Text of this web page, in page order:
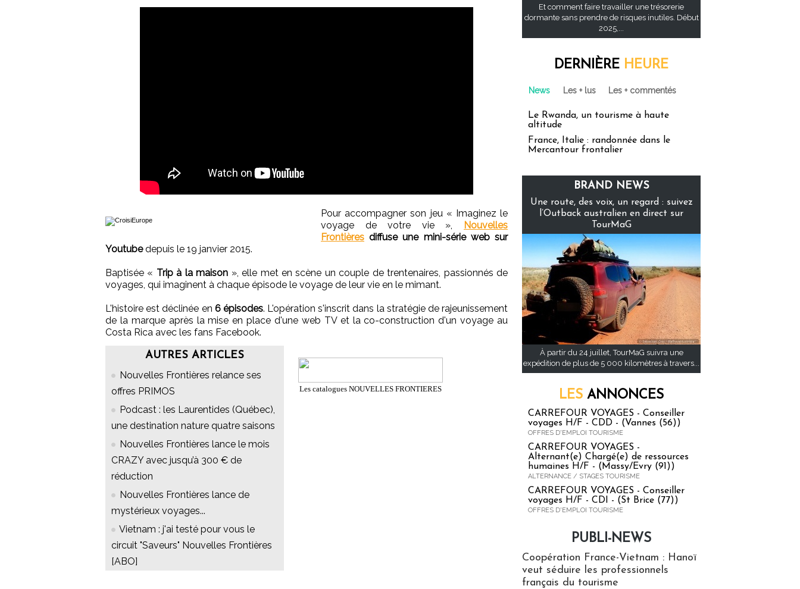
Pour accompagner son jeu « Imaginez le
voyage de votre vie »,
Nouvelles
Frontières diffuse une mini-série web sur
Youtubedepuis le 19 janvier 2015.
Baptisée « Trip à la maison », elle met en scène un couple de trentenaires, passionnés de
voyages, qui imaginent à chaque épisode le voyage de leur vie en le mimant.
L'histoire est déclinée en 6 épisodes. L'opération s'inscrit dans la stratégie de rajeunissement
de la marque après la mise en place d'une web TV et la co-construction d'un voyage au
Costa Rica avec les fans Facebook.
AUTRES ARTICLES
Nouvelles Frontières relance ses
offres PRIMOS
Podcast : les Laurentides (Québec),
une destination nature quatre saisons
Nouvelles Frontières lance le mois
CRAZY avec jusqu’à 300 € de
réduction
Nouvelles Frontières lance de
mystérieux voyages...
Vietnam : j'ai testé pour vous le
circuit "Saveurs" Nouvelles Frontières
[ABO]
Les catalogues NOUVELLES FRONTIERES
Et comment faire travailler une trésorerie
dormante sans prendre de risques inutiles. Début
2025,...
DERNIÈRE HEURE
News Les + lus Les + commentés
Le Rwanda, un tourisme à haute
altitude
France, Italie : randonnée dans le
Mercantour frontalier
BRAND NEWS
Une route, des voix, un regard : suivez
l’Outback australien en direct sur
TourMaG
À partir du 24 juillet, TourMaG suivra une
expédition de plus de 5 000 kilomètres à travers...
LES ANNONCES
CARREFOUR VOYAGES - Conseiller
voyages H/F - CDD - (Vannes (56))
OFFRES D'EMPLOI TOURISME
CARREFOUR VOYAGES -
Alternant(e) Chargé(e) de ressources
humaines H/F - (Massy/Evry (91))
ALTERNANCE / STAGES TOURISME
CARREFOUR VOYAGES - Conseiller
voyages H/F - CDI - (St Brice (77))
OFFRES D'EMPLOI TOURISME
PUBLI-NEWS
Coopération France-Vietnam : Hanoï
veut séduire les professionnels
français du tourisme